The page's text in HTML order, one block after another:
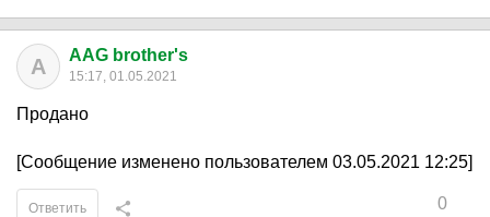
A AAG brother's
15:17, 01.05.2021
Продано
[Сообщение изменено пользователем 03.05.2021 12:25]
0
Ответить